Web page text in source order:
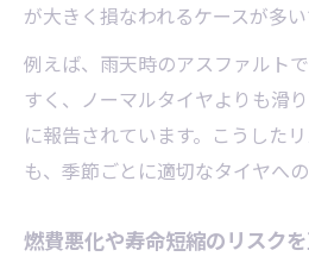
が大きく損なわれるケースが多い
例えば、雨天時のアスファルト
すく、ノーマルタイヤよりも滑
に報告されています。こうした
も、季節ごとに適切なタイヤへの
燃費悪化や寿命短縮のリスク